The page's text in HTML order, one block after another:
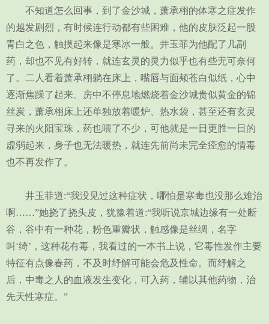
不知道怎么回事，到了金沙城，萧承栩的体寒之症发作
的越发剧烈，有时候连行动都有些困难，他的皮肤泛起一股
青白之色，触摸起来像是寒冰一般。井玉菲为他配了几副
药，却也不见有好转，就连玄灵的灵力似乎也有些无可奈何
了。二人看着萧承栩躺在床上，嘴唇与面颊苍白似纸，心中
逐渐焦躁了起来。房中不停息地燃烧着金沙城贵似黄金的锦
丝炭，萧承栩床上还单独放着暖炉、热水袋，甚至还有玄灵
寻来的火阳宝珠，药也喂了不少，可他就是一日更胜一日的
虚弱起来，身子也无法暖热，就连先前尚未完全痊愈的情毒
也不再发作了。
井玉菲道:“我没见过这种症状，哪怕是寒毒也没那么难治
啊……”她挠了挠头皮，犹豫着道:“我听说京城边缘有一处断
谷，谷中有一种花，粉色重瓣状，触感像是丝绸，名字
叫‘绮’，这种花有毒，我看过的一本书上说，它毒性发作主要
特征有点像春药，不及时纾解可能会危及性命。而纾解之
后，中毒之人的血液发生变化，可入药，辅以其他药物，治
先天性寒症。”